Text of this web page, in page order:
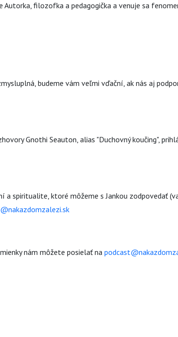
Autorka, filozofka a pedagogička a venuje sa
budeme vám veľmi vďační, ak nás aj
Gnothi Seauton, alias "Duchovný koučing",
a spiritualite, ktoré môžeme s Jankou zodpovedať
nám môžete posielať na